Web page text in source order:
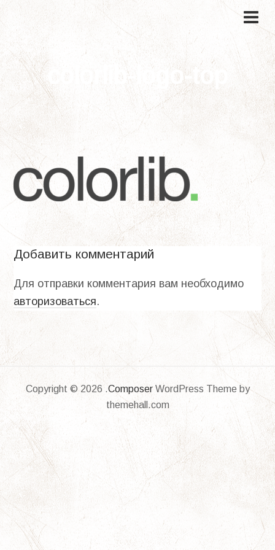
colorlib-logo-top
Добавить комментарий
Для отправки комментария вам необходимо
авторизоваться.
Copyright © 2026 .ComposerWordPress Theme by
themehall.com